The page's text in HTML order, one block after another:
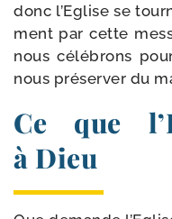
donc l’Eglise se
ment par cette
nous célé­brons
nous pré­ser­ver du
Ce que
à Dieu